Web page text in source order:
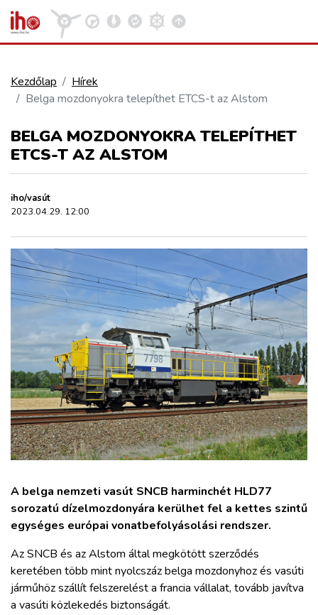
VASÚT
KÖZÚT
REPÜLÉS
KÖZLEKEDÉSFEJLESZTÉS
ELLÁTÁSI LÁNC
HAJÓZÁS
BLOG
ARCHÍVUM
WEBSHOP
BELÉPÉS
REGISZTRÁCIÓ
Kosár megtekintése
Kezdőlap
Hírek
Belga mozdonyokra telepíthet ETCS-t az Alstom
BELGA MOZDONYOKRA TELEPÍTHET
ETCS-T AZ ALSTOM
iho/vasút
2023.04.29. 12:00
A belga nemzeti vasút SNCB harminchét HLD77
sorozatú dízelmozdonyára kerülhet fel a kettes szintű
egységes európai vonatbefolyásolási rendszer.
Az SNCB és az Alstom által megkötött szerződés
keretében több mint nyolcszáz belga mozdonyhoz és vasúti
járműhöz szállít felszerelést a francia vállalat, tovább javítva
a vasúti közlekedés biztonságát.